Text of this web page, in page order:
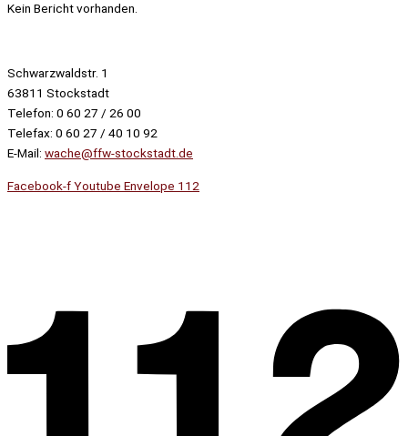
Kein Bericht vorhanden.
Schwarzwaldstr. 1
63811 Stockstadt
Telefon: 0 60 27 / 26 00
Telefax: 0 60 27 / 40 10 92
E-Mail: wache@ffw-stockstadt.de
Facebook-fYoutube Envelope 112